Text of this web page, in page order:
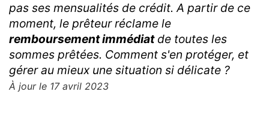
Solutions bancaires
Cartes bancaires gratuites
Que faire en cas de découvert
OCF : compte qui protège des abus bancaires
Comment se passer de la banque ?
pas ses mensualités de crédit. A partir de ce
moment, le prêteur réclame le
remboursement immédiatde toutes les
sommes prêtées. Comment s'en protéger, et
gérer au mieux une situation si délicate ?
À jour le 17 avril 2023